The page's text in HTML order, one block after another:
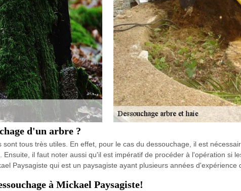
d'un arbre ?
tous très utiles. En effet, pour le cas du dessouchage, il est
il faut noter aussi qu'il est impératif de procéder à l'opération si
Paysagiste qui est un paysagiste ayant plusieurs années d'expérience
à Mickael Paysagiste!